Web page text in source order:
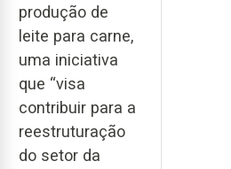
produção de
leite para carne,
uma iniciativa
que “visa
contribuir para a
reestruturação
do setor da